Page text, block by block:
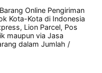
Online Pengiriman
Kota-Kota di Indonesia
Lion Parcel, Pos
maupun via Jasa
dalam Jumlah /